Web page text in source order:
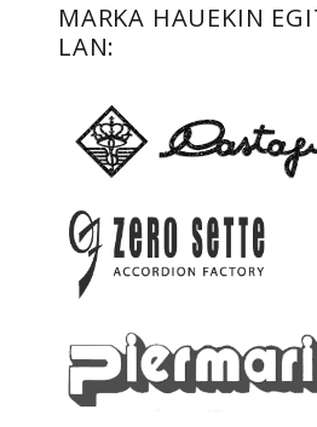
MARKA HAUEKIN
LAN: